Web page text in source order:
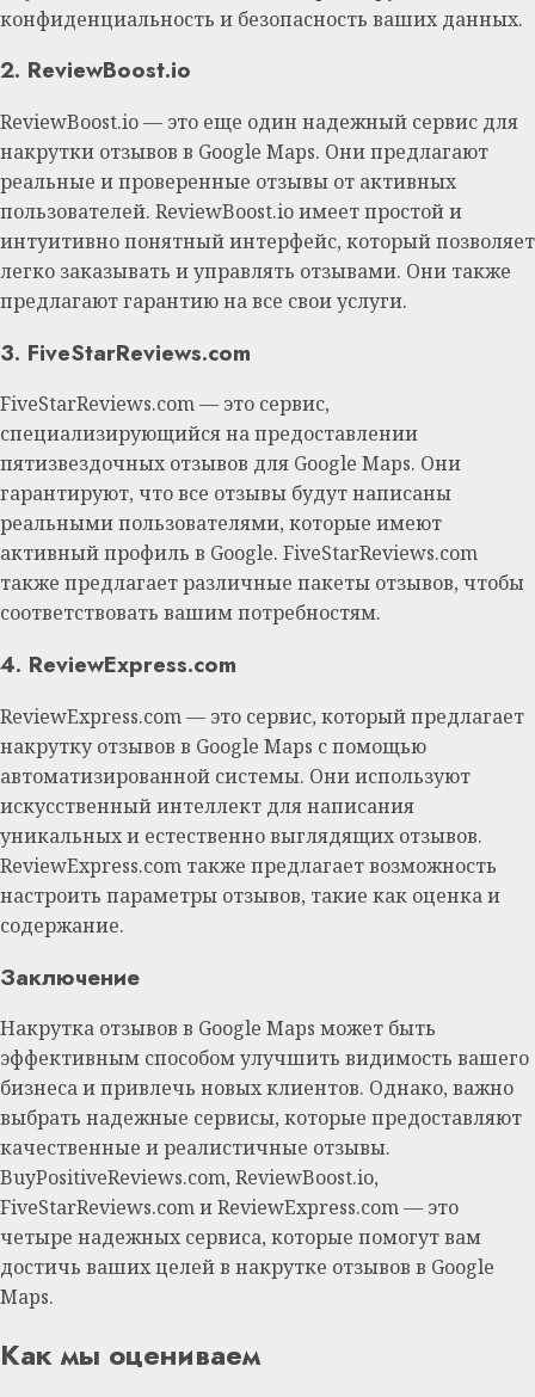
конфиденциальность и безопасность ваших данных.
2. ReviewBoost.io
ReviewBoost.io — это еще один надежный сервис для
накрутки отзывов в Google Maps. Они предлагают
реальные и проверенные отзывы от активных
пользователей. ReviewBoost.io имеет простой и
интуитивно понятный интерфейс, который позволяет
легко заказывать и управлять отзывами. Они также
предлагают гарантию на все свои услуги.
3. FiveStarReviews.com
FiveStarReviews.com — это сервис,
специализирующийся на предоставлении
пятизвездочных отзывов для Google Maps. Они
гарантируют, что все отзывы будут написаны
реальными пользователями, которые имеют
активный профиль в Google. FiveStarReviews.com
также предлагает различные пакеты отзывов, чтобы
соответствовать вашим потребностям.
4. ReviewExpress.com
ReviewExpress.com — это сервис, который предлагает
накрутку отзывов в Google Maps с помощью
автоматизированной системы. Они используют
искусственный интеллект для написания
уникальных и естественно выглядящих отзывов.
ReviewExpress.com также предлагает возможность
настроить параметры отзывов, такие как оценка и
содержание.
Заключение
Накрутка отзывов в Google Maps может быть
эффективным способом улучшить видимость вашего
бизнеса и привлечь новых клиентов. Однако, важно
выбрать надежные сервисы, которые предоставляют
качественные и реалистичные отзывы.
BuyPositiveReviews.com, ReviewBoost.io,
FiveStarReviews.com и ReviewExpress.com — это
четыре надежных сервиса, которые помогут вам
достичь ваших целей в накрутке отзывов в Google
Maps.
Как мы оцениваем